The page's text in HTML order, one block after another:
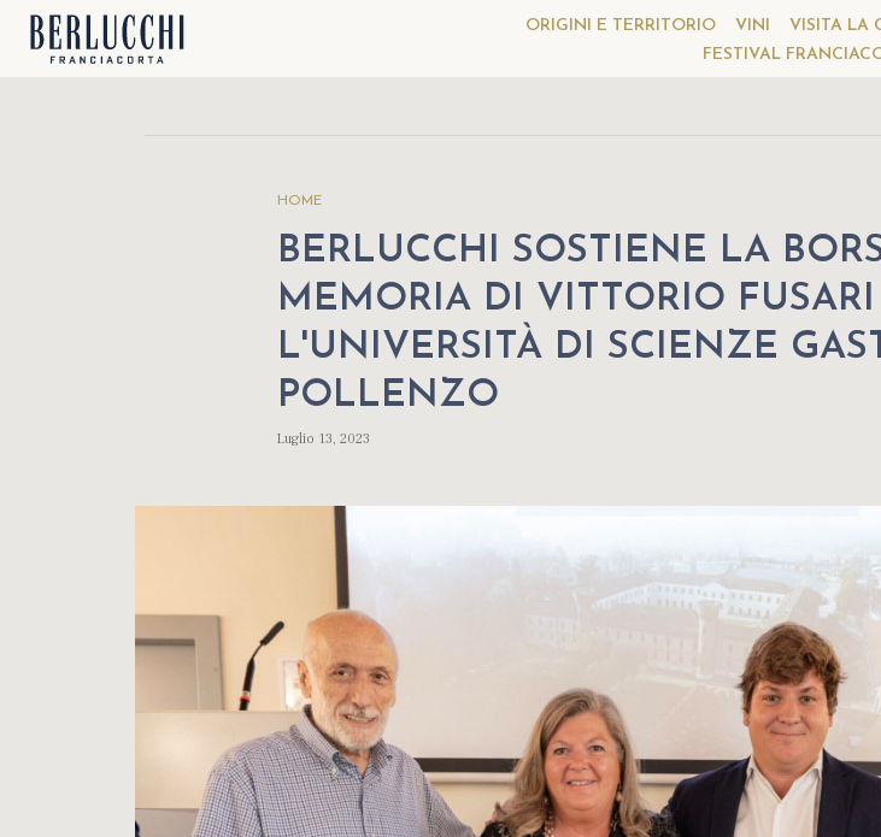
ORIGINI E TERRITORIO VINI VISITA LA
FESTIVAL
HOME
BERLUCCHI SOSTIENE LA
MEMORIA DI VITTORIO FUSARI
L'UNIVERSITÀ DI SCIENZE
POLLENZO
Luglio 13, 2023